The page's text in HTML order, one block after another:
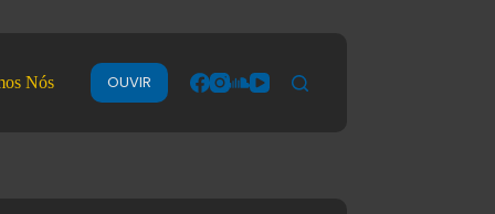
Nós OUVIR